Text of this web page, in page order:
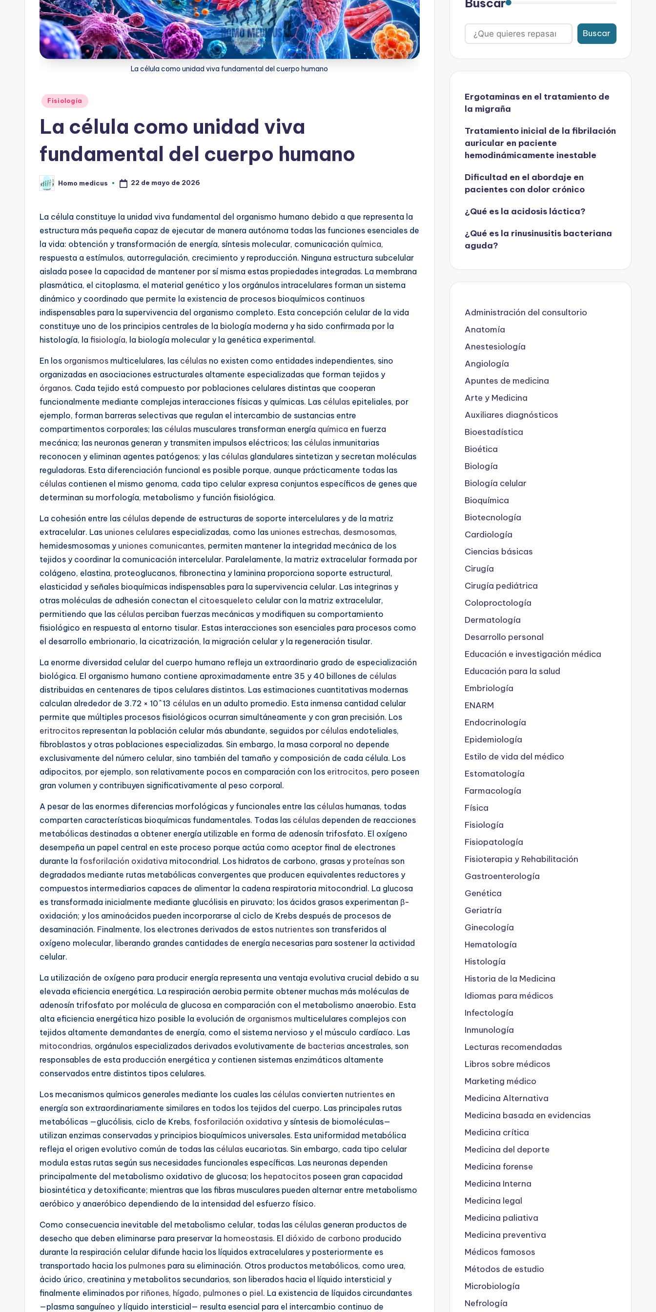
La célula como unidad viva fundamental del cuerpo humano
Publicado
Fisiología
La célula como unidad viva
fundamental del cuerpo humano
Publicado
por
Homo medicus 22 de mayo de 2026
La célula constituye la unidad viva fundamental del organismo humano debido a que representa la
estructura más pequeña capaz de ejecutar de manera autónoma todas las funciones esenciales de
la vida: obtención y transformación de energía, síntesis molecular, comunicación química,
respuesta a estímulos, autorregulación, crecimiento y reproducción. Ninguna estructura subcelular
aislada posee la capacidad de mantener por sí misma estas propiedades integradas. La membrana
plasmática, el citoplasma, el material genético y los orgánulos intracelulares forman un sistema
dinámico y coordinado que permite la existencia de procesos bioquímicos continuos
indispensables para la supervivencia del organismo completo. Esta concepción celular de la vida
constituye uno de los principios centrales de la biología moderna y ha sido confirmada por la
histología, la fisiología, la biología molecular y la genética experimental.
En los organismos multicelulares, las células no existen como entidades independientes, sino
organizadas en asociaciones estructurales altamente especializadas que forman tejidos y
órganos. Cada tejido está compuesto por poblaciones celulares distintas que cooperan
funcionalmente mediante complejas interacciones físicas y químicas. Las células epiteliales, por
ejemplo, forman barreras selectivas que regulan el intercambio de sustancias entre
compartimentos corporales; las células musculares transforman energía química en fuerza
mecánica; las neuronas generan y transmiten impulsos eléctricos; las células inmunitarias
reconocen y eliminan agentes patógenos; y las células glandulares sintetizan y secretan moléculas
reguladoras. Esta diferenciación funcional es posible porque, aunque prácticamente todas las
células contienen el mismo genoma, cada tipo celular expresa conjuntos específicos de genes que
determinan su morfología, metabolismo y función fisiológica.
La cohesión entre las células depende de estructuras de soporte intercelulares y de la matriz
extracelular. Las uniones celulares especializadas, como las uniones estrechas, desmosomas,
hemidesmosomas y uniones comunicantes, permiten mantener la integridad mecánica de los
tejidos y coordinar la comunicación intercelular. Paralelamente, la matriz extracelular formada por
colágeno, elastina, proteoglucanos, fibronectina y laminina proporciona soporte estructural,
elasticidad y señales bioquímicas indispensables para la supervivencia celular. Las integrinas y
otras moléculas de adhesión conectan el citoesqueleto celular con la matriz extracelular,
permitiendo que las células perciban fuerzas mecánicas y modifiquen su comportamiento
fisiológico en respuesta al entorno tisular. Estas interacciones son esenciales para procesos como
el desarrollo embrionario, la cicatrización, la migración celular y la regeneración tisular.
La enorme diversidad celular del cuerpo humano refleja un extraordinario grado de especialización
biológica. El organismo humano contiene aproximadamente entre 35 y 40 billones de células
distribuidas en centenares de tipos celulares distintos. Las estimaciones cuantitativas modernas
calculan alrededor de 3.72 × 10^13 células en un adulto promedio. Esta inmensa cantidad celular
permite que múltiples procesos fisiológicos ocurran simultáneamente y con gran precisión. Los
eritrocitos representan la población celular más abundante, seguidos por células endoteliales,
fibroblastos y otras poblaciones especializadas. Sin embargo, la masa corporal no depende
exclusivamente del número celular, sino también del tamaño y composición de cada célula. Los
adipocitos, por ejemplo, son relativamente pocos en comparación con los eritrocitos, pero poseen
gran volumen y contribuyen significativamente al peso corporal.
A pesar de las enormes diferencias morfológicas y funcionales entre las células humanas, todas
comparten características bioquímicas fundamentales. Todas las células dependen de reacciones
metabólicas destinadas a obtener energía utilizable en forma de adenosín trifosfato. El oxígeno
desempeña un papel central en este proceso porque actúa como aceptor final de electrones
durante la fosforilación oxidativa mitocondrial. Los hidratos de carbono, grasas y proteínas son
degradados mediante rutas metabólicas convergentes que producen equivalentes reductores y
compuestos intermediarios capaces de alimentar la cadena respiratoria mitocondrial. La glucosa
es transformada inicialmente mediante glucólisis en piruvato; los ácidos grasos experimentan β-
oxidación; y los aminoácidos pueden incorporarse al ciclo de Krebs después de procesos de
desaminación. Finalmente, los electrones derivados de estos nutrientes son transferidos al
oxígeno molecular, liberando grandes cantidades de energía necesarias para sostener la actividad
celular.
La utilización de oxígeno para producir energía representa una ventaja evolutiva crucial debido a su
elevada eficiencia energética. La respiración aerobia permite obtener muchas más moléculas de
adenosín trifosfato por molécula de glucosa en comparación con el metabolismo anaerobio. Esta
alta eficiencia energética hizo posible la evolución de organismos multicelulares complejos con
tejidos altamente demandantes de energía, como el sistema nervioso y el músculo cardíaco. Las
mitocondrias, orgánulos especializados derivados evolutivamente de bacterias ancestrales, son
responsables de esta producción energética y contienen sistemas enzimáticos altamente
conservados entre distintos tipos celulares.
Los mecanismos químicos generales mediante los cuales las células convierten nutrientes en
energía son extraordinariamente similares en todos los tejidos del cuerpo. Las principales rutas
metabólicas —glucólisis, ciclo de Krebs, fosforilación oxidativa y síntesis de biomoléculas—
utilizan enzimas conservadas y principios bioquímicos universales. Esta uniformidad metabólica
refleja el origen evolutivo común de todas las células eucariotas. Sin embargo, cada tipo celular
modula estas rutas según sus necesidades funcionales específicas. Las neuronas dependen
principalmente del metabolismo oxidativo de glucosa; los hepatocitos poseen gran capacidad
biosintética y detoxificante; mientras que las fibras musculares pueden alternar entre metabolismo
aeróbico y anaeróbico dependiendo de la intensidad del esfuerzo físico.
Como consecuencia inevitable del metabolismo celular, todas las células generan productos de
desecho que deben eliminarse para preservar la homeostasis. El dióxido de carbono producido
durante la respiración celular difunde hacia los líquidos extracelulares y posteriormente es
transportado hacia los pulmones para su eliminación. Otros productos metabólicos, como urea,
ácido úrico, creatinina y metabolitos secundarios, son liberados hacia el líquido intersticial y
finalmente eliminados por riñones, hígado, pulmones o piel . La existencia de líquidos circundantes
—plasma sanguíneo y líquido intersticial— resulta esencial para el intercambio continuo de
Buscar
Ergotaminas en el tratamiento de
la migraña
Tratamiento inicial de la fibrilación
auricular en paciente
hemodinámicamente inestable
Dificultad en el abordaje en
pacientes con dolor crónico
¿Qué es la acidosis láctica?
¿Qué es la rinusinusitis bacteriana
aguda?
Administración del consultorio
Anatomía
Anestesiología
Angiología
Apuntes de medicina
Arte y Medicina
Auxiliares diagnósticos
Bioestadística
Bioética
Biología
Biología celular
Bioquímica
Biotecnología
Cardiología
Ciencias básicas
Cirugía
Cirugía pediátrica
Coloproctología
Dermatología
Desarrollo personal
Educación e investigación médica
Educación para la salud
Embriología
ENARM
Endocrinología
Epidemiología
Estilo de vida del médico
Estomatología
Farmacología
Física
Fisiología
Fisiopatología
Fisioterapia y Rehabilitación
Gastroenterología
Genética
Geriatría
Ginecología
Hematología
Histología
Historia de la Medicina
Idiomas para médicos
Infectología
Inmunología
Lecturas recomendadas
Libros sobre médicos
Marketing médico
Medicina Alternativa
Medicina basada en evidencias
Medicina crítica
Medicina del deporte
Medicina forense
Medicina Interna
Medicina legal
Medicina paliativa
Medicina preventiva
Médicos famosos
Métodos de estudio
Microbiología
Nefrología